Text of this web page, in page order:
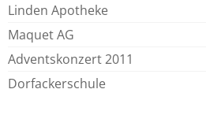
Linden Apotheke
Maquet AG
Adventskonzert 2011
Dorfackerschule